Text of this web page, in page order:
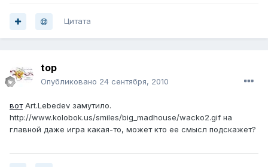
Цитата
top
Опубликовано 24 сентября, 2010
вотArt.Lebedev замутило.
http://www.kolobok.us/smiles/big_madhouse/wacko2.gif на
главной даже игра какая-то, может кто ее смысл подскажет?